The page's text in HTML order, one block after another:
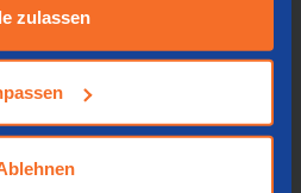
zulassenDer spezielle
in den Tasten
Tastenanschlag,
benötigt ist.
Finger beim Tippen